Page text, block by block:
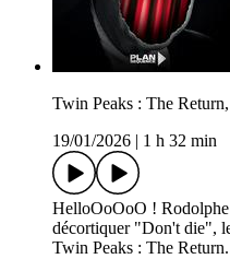
Twin Peaks : The
19/01/2026
1 h 32 min
HelloOoOoO !
décortiquer "Don't die",
Twin Peaks : The Return.